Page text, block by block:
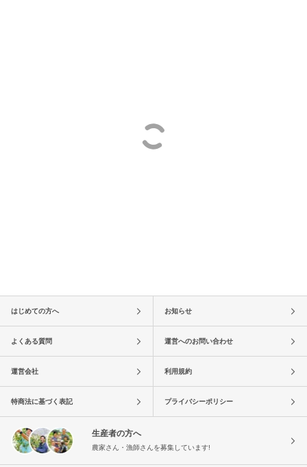
はじめての方へ お知らせ
よくある質問 運営へのお問い合わせ
運営会社 利用規約
特商法に基づく表記 プライバシーポリシー
生産者の方へ
農家さん・漁師さんを募集しています!